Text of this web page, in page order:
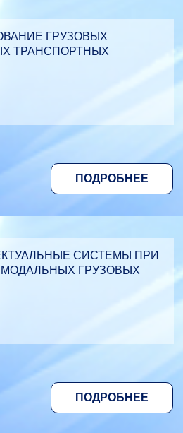
ГРУЗОВЫХ
ТРАНСПОРТНЫХ
ПОДРОБНЕЕ
СИСТЕМЫ ПРИ
ГРУЗОВЫХ
ПОДРОБНЕЕ